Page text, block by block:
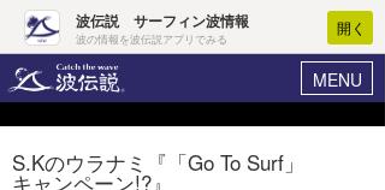
波伝説 サーフィン波情報
波の情報を波伝説アプリでみる
開く
MENU
ヘルプ マイホーム
ログイン
S.Kのウラナミ『「Go To Surf」
キャンペーン!?』
Core Surf Japan